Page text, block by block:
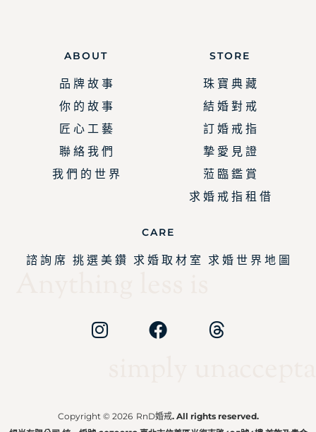
ABOUT
品 牌 故 事
你 的 故 事
匠 心 工 藝
聯 絡 我 們
我 們 的 世 界
STORE
珠 寶 典 藏
結 婚 對 戒
訂 婚 戒 指
摯 愛 見 證
蒞 臨 鑑 賞
求 婚 戒 指 租 借
CARE
諮 詢 席 挑 選 美 鑽 求 婚 取 材 室 求 婚 世 界 地 圖
Copyright © 2026 RnD婚戒. All rights reserved.